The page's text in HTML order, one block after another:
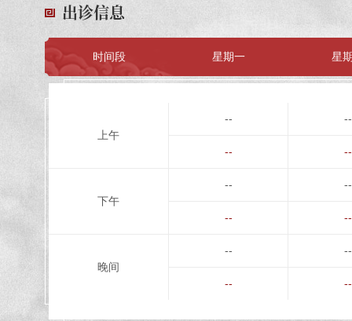
出诊信息
时间段 星期一 星
上午
-- --
-- --
下午
-- --
-- --
晚间
-- --
-- --